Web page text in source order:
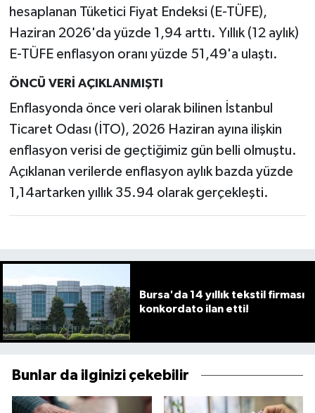
hesaplanan Tüketici Fiyat Endeksi (E-TÜFE),
Haziran 2026'da yüzde 1,94 arttı. Yıllık (12 aylık)
E-TÜFE enflasyon oranı yüzde 51,49'a ulaştı.
ÖNCÜ VERİ AÇIKLANMIŞTI
Enflasyonda önce veri olarak bilinen İstanbul
Ticaret Odası (İTO), 2026 Haziran ayına ilişkin
enflasyon verisi de geçtiğimiz gün belli olmuştu.
Açıklanan verilerde enflasyon aylık bazda yüzde
1,14artarken yıllık 35.94 olarak gerçekleşti.
Bursa'da 14 yıllık tekstil firması
konkordato ilan etti!
Bunlar da ilginizi çekebilir